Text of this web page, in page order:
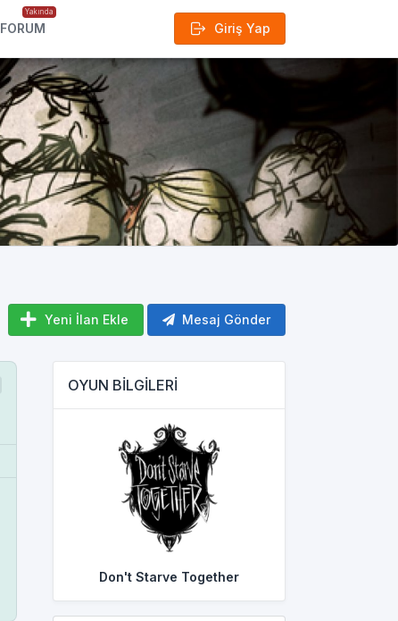
Giriş Yap
FORUM
Yakında
Yeni İlan Ekle Mesaj Gönder
OYUN BİLGİLERİ
Don't Starve Together